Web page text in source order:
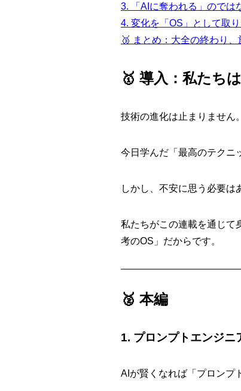
3. 「AIに奪われる」のでは
4. 変化を「OS」として取
🥉 まとめ：大全の終わり、
🥇 導入：私たち
技術の進化は止まりません。
今日学んだ「最高のテクニ
しかし、不安に思う必要は
私たちがこの連載を通じて
考のOS」だからです。
🥈 本編
1. プロンプトエンジニ
AIが賢くなれば「プロンプ